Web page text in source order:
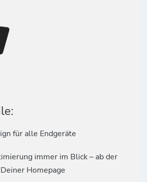
für alle Endgeräte
immer im Blick – ab der
Homepage